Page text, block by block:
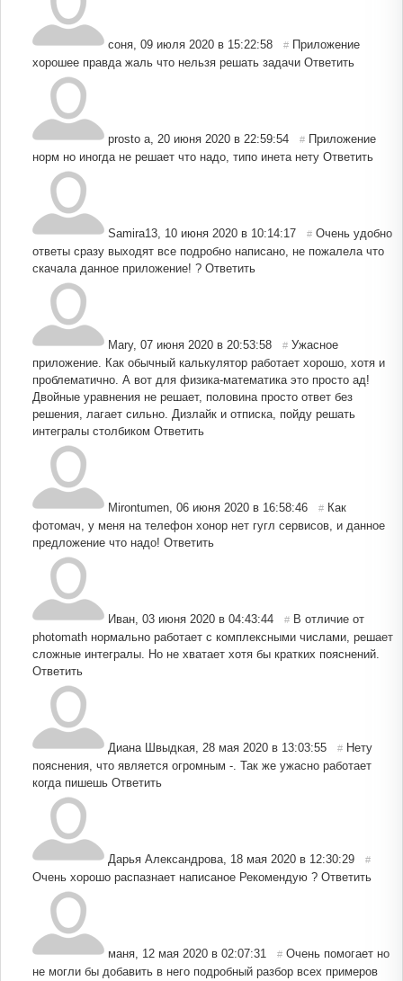
соня, 09 июля 2020 в 15:22:58 # Приложение
хорошее правда жаль что нельзя решать задачи Ответить
prosto a, 20 июня 2020 в 22:59:54 # Приложение
норм но иногда не решает что надо, типо инета нету Ответить
Samira13, 10 июня 2020 в 10:14:17 # Очень удобно
ответы сразу выходят все подробно написано, не пожалела что
скачала данное приложение! ? Ответить
Mary, 07 июня 2020 в 20:53:58 # Ужасное
приложение. Как обычный калькулятор работает хорошо, хотя и
проблематично. А вот для физика-математика это просто ад!
Двойные уравнения не решает, половина просто ответ без
решения, лагает сильно. Дизлайк и отписка, пойду решать
интегралы столбиком Ответить
Mirontumen, 06 июня 2020 в 16:58:46 # Как
фотомач, у меня на телефон хонор нет гугл сервисов, и данное
предложение что надо! Ответить
Иван, 03 июня 2020 в 04:43:44 # В отличие от
photomath нормально работает с комплексными числами, решает
сложные интегралы. Но не хватает хотя бы кратких пояснений.
Ответить
Диана Швыдкая, 28 мая 2020 в 13:03:55 # Нету
пояснения, что является огромным -. Так же ужасно работает
когда пишешь Ответить
Дарья Александрова, 18 мая 2020 в 12:30:29 #
Очень хорошо распазнает написаное Рекомендую ? Ответить
маня, 12 мая 2020 в 02:07:31 # Очень помогает но
не могли бы добавить в него подробный разбор всех примеров